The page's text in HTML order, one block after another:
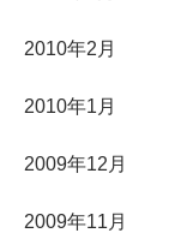
2010年2月
2010年1月
2009年12月
2009年11月